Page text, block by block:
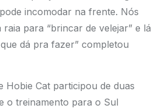
incomodar na frente. Nós
para “brincar de velejar” e lá
dá pra fazer” completou
Hobie Cat participou de duas
o treinamento para o Sul